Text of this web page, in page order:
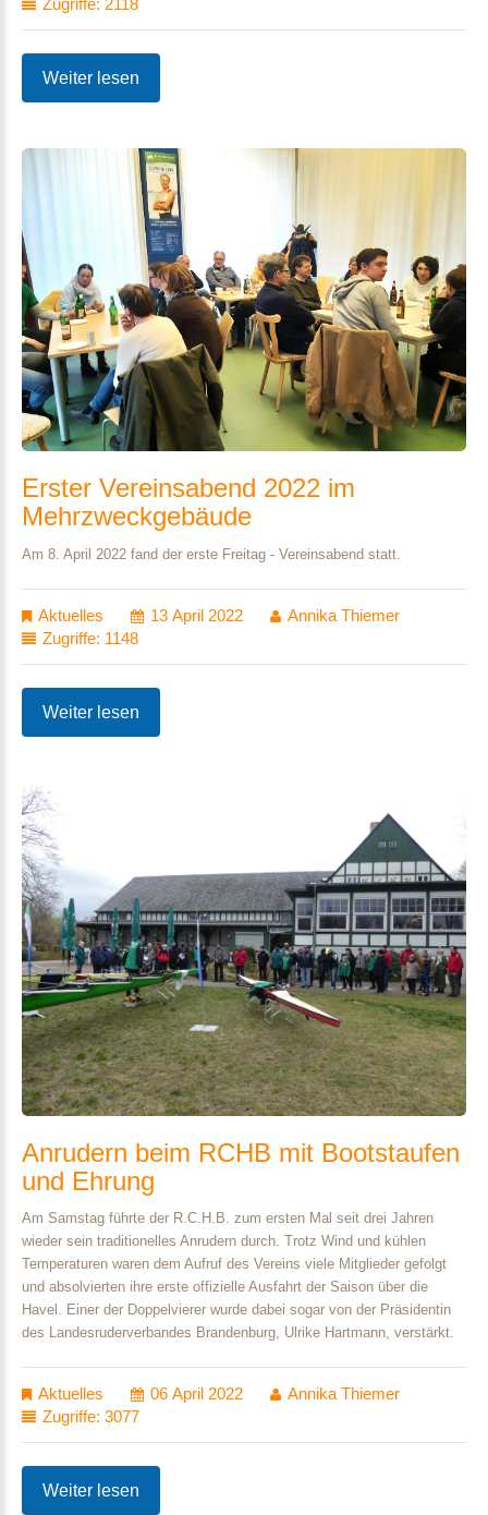
Zugriffe: 2118
Weiter lesen
Erster Vereinsabend 2022 im
Mehrzweckgebäude
Am 8. April 2022 fand der erste Freitag - Vereinsabend statt.
Aktuelles 13 April 2022
Annika Thiemer
Zugriffe: 1148
Weiter lesen
Anrudern beim RCHB mit Bootstaufen
und Ehrung
Am Samstag führte der R.C.H.B. zum ersten Mal seit drei Jahren
wieder sein traditionelles Anrudern durch. Trotz Wind und kühlen
Temperaturen waren dem Aufruf des Vereins viele Mitglieder gefolgt
und absolvierten ihre erste offizielle Ausfahrt der Saison über die
Havel. Einer der Doppelvierer wurde dabei sogar von der Präsidentin
des Landesruderverbandes Brandenburg, Ulrike Hartmann, verstärkt.
Aktuelles 06 April 2022
Annika Thiemer
Zugriffe: 3077
Weiter lesen